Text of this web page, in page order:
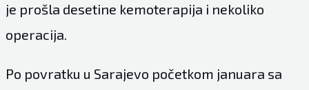
je prošla desetine kemoterapija i nekoliko
operacija.
Po povratku u Sarajevo početkom januara sa